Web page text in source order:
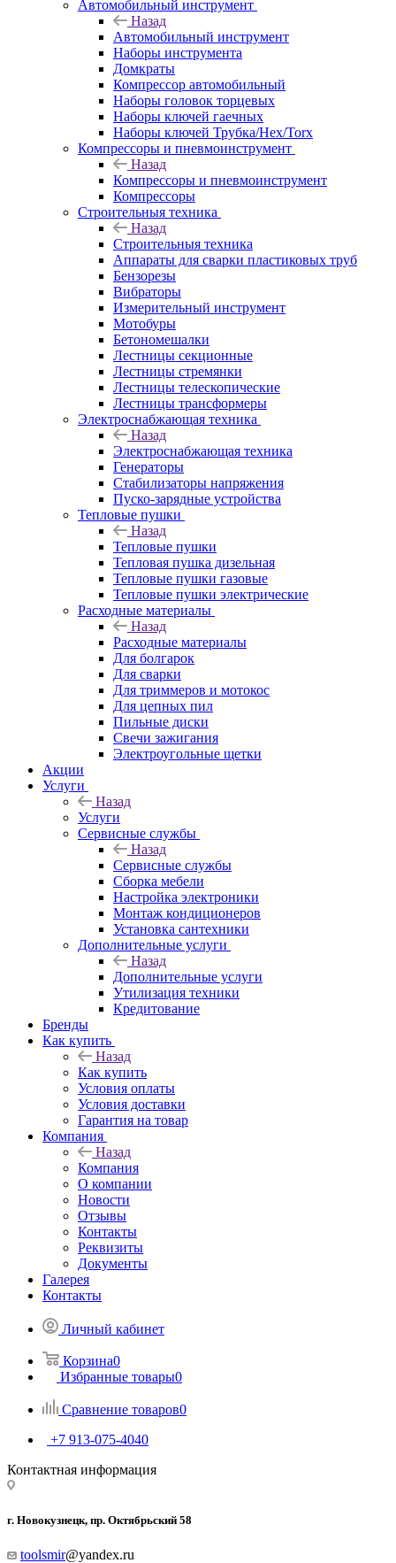
Автомобильный инструмент
Назад
Автомобильный инструмент
Наборы инструмента
Домкраты
Компрессор автомобильный
Наборы головок торцевых
Наборы ключей гаечных
Наборы ключей Трубка/Hex/Torx
Компрессоры и пневмоинструмент
Назад
Компрессоры и пневмоинструмент
Компрессоры
Строительныя техника
Назад
Строительныя техника
Аппараты для сварки пластиковых труб
Бензорезы
Вибраторы
Измерительный инструмент
Мотобуры
Бетономешалки
Лестницы секционные
Лестницы стремянки
Лестницы телескопические
Лестницы трансформеры
Электроснабжающая техника
Назад
Электроснабжающая техника
Генераторы
Стабилизаторы напряжения
Пуско-зарядные устройства
Тепловые пушки
Назад
Тепловые пушки
Тепловая пушка дизельная
Тепловые пушки газовые
Тепловые пушки электрические
Расходные материалы
Назад
Расходные материалы
Для болгарок
Для сварки
Для триммеров и мотокос
Для цепных пил
Пильные диски
Свечи зажигания
Электроугольные щетки
Акции
Услуги
Назад
Услуги
Сервисные службы
Назад
Сервисные службы
Сборка мебели
Настройка электроники
Монтаж кондиционеров
Установка сантехники
Дополнительные услуги
Назад
Дополнительные услуги
Утилизация техники
Кредитование
Бренды
Как купить
Назад
Как купить
Условия оплаты
Условия доставки
Гарантия на товар
Компания
Назад
Компания
О компании
Новости
Отзывы
Контакты
Реквизиты
Документы
Галерея
Контакты
Личный кабинет
Корзина0
Избранные товары0
Сравнение товаров0
+7 913-075-4040
Контактная информация
г. Новокузнецк, пр. Октябрьский 58
toolsmir@yandex.ru